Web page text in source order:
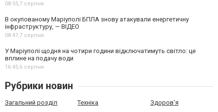
08:55,7 серпня
В окупованому Маріуполі БПЛА знову атакували енергетичну
інфраструктуру, — ВІДЕО
08:47,7 серпня
У Маріуполі щодня на чотири години відключатимуть світло: це
вплине на подачу води
16:45,6 серпня
Рубрики новин
Загальний розділ Техніка Здоров'я